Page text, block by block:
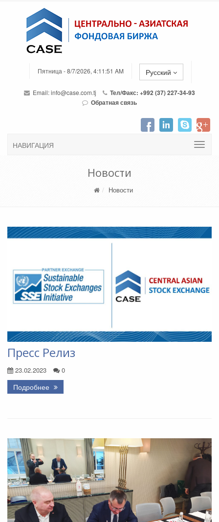
Пятница - 8/7/2026, 4:11:51 AM Русский
Email:info@case.com.tj
Тел/Факс: +992 (37) 227-34-93
Обратная связь
НАВИГАЦИЯ
Новости
Новости
Пресс Релиз
23.02.2023 0
Подробнее